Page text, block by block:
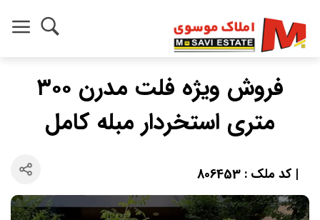
فروش ویژه فلت مدرن ۳۰۰
متری استخردار مبله کامل
| کد ملک : 806453